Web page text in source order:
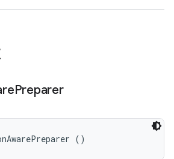
Preparer
()